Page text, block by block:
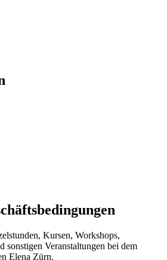
Kursen, Workshops,
sonstigen Veranstaltungen bei dem
Elena Zürn.